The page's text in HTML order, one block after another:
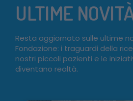
ULTIME
Resta aggiornato sulle ultime
Fondazione: i traguardi della
nostri piccoli pazienti e le
diventano realtà.